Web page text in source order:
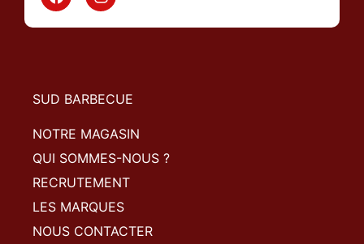
SUD BARBECUE
NOTRE MAGASIN
QUI SOMMES-NOUS ?
RECRUTEMENT
LES MARQUES
NOUS CONTACTER